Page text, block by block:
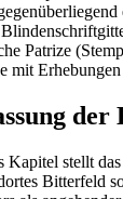
Patrize
mit Erhebungen
der
Kapitel stellt
Bitterfeld